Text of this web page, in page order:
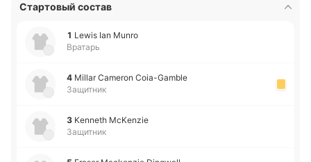
Стартовый состав
1 Lewis Ian Munro
Вратарь
4 Millar Cameron Coia-Gamble
Защитник
3 Kenneth McKenzie
Защитник